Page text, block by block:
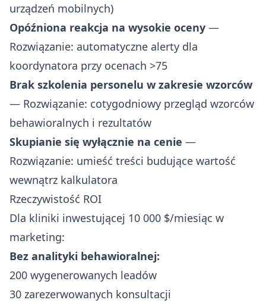
urządzeń mobilnych)
Opóźniona reakcja na wysokie oceny —
Rozwiązanie: automatyczne alerty dla
koordynatora przy ocenach >75
Brak szkolenia personelu w zakresie wzorców
— Rozwiązanie: cotygodniowy przegląd wzorców
behawioralnych i rezultatów
Skupianie się wyłącznie na cenie —
Rozwiązanie: umieść treści budujące wartość
wewnątrz kalkulatora
Rzeczywistość ROI
Dla kliniki inwestującej 10 000 $/miesiąc w
marketing:
Bez analityki behawioralnej:
200 wygenerowanych leadów
30 zarezerwowanych konsultacji